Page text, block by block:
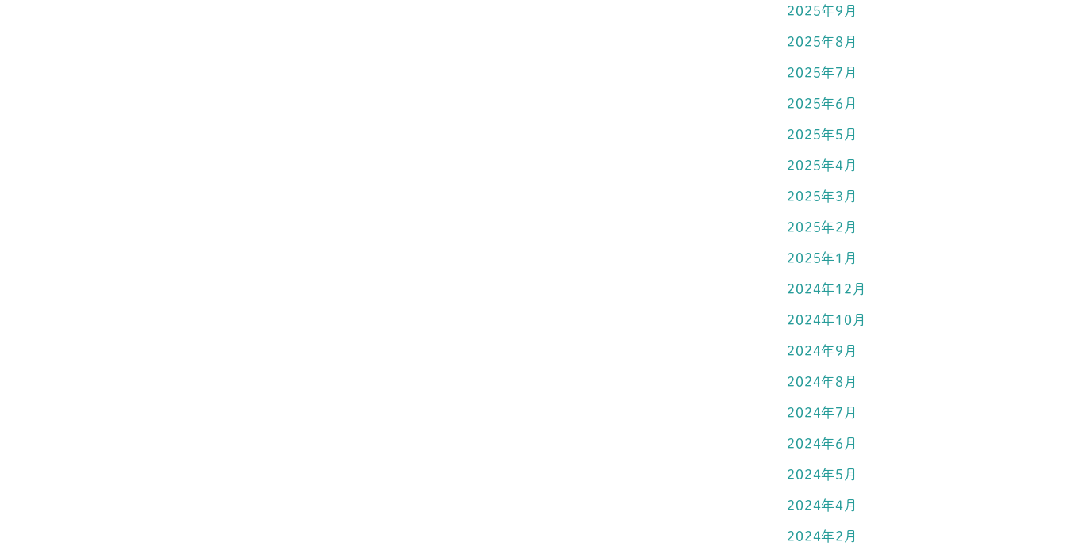
2025年9月
2025年8月
2025年7月
2025年6月
2025年5月
2025年4月
2025年3月
2025年2月
2025年1月
2024年12月
2024年10月
2024年9月
2024年8月
2024年7月
2024年6月
2024年5月
2024年4月
2024年2月